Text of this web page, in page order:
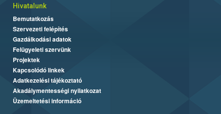
Hivatalunk
Bemutatkozás
Szervezeti felépítés
Gazdálkodási adatok
Felügyeleti szervünk
Projektek
Kapcsolódó linkek
Adatkezelési tájékoztató
Akadálymentességi nyilatkozat
Üzemeltetési információ